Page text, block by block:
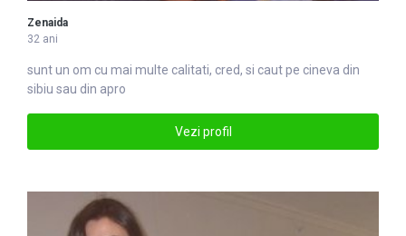
Zenaida
32 ani
sunt un om cu mai multe calitati, cred, si caut pe cineva din
sibiu sau din apro
Vezi profil